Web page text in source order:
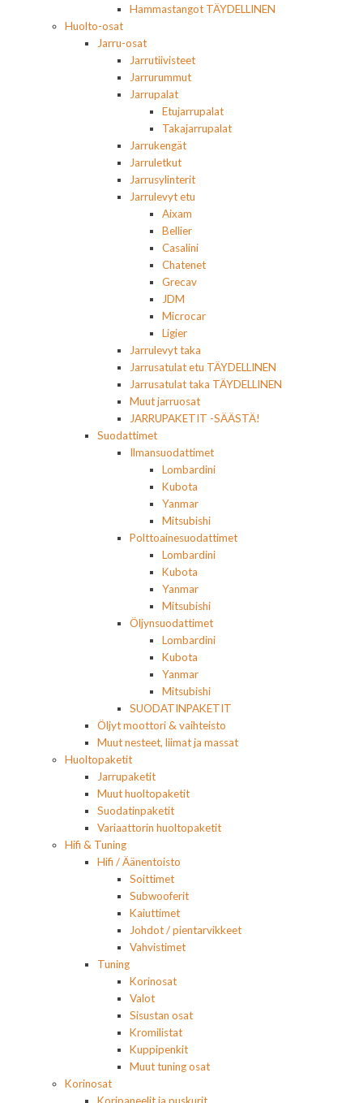
Hammastangot TÄYDELLINEN
Huolto-osat
Jarru-osat
Jarrutiivisteet
Jarrurummut
Jarrupalat
Etujarrupalat
Takajarrupalat
Jarrukengät
Jarruletkut
Jarrusylinterit
Jarrulevyt etu
Aixam
Bellier
Casalini
Chatenet
Grecav
JDM
Microcar
Ligier
Jarrulevyt taka
Jarrusatulat etu TÄYDELLINEN
Jarrusatulat taka TÄYDELLINEN
Muut jarruosat
JARRUPAKETIT -SÄÄSTÄ!
Suodattimet
Ilmansuodattimet
Lombardini
Kubota
Yanmar
Mitsubishi
Polttoainesuodattimet
Lombardini
Kubota
Yanmar
Mitsubishi
Öljynsuodattimet
Lombardini
Kubota
Yanmar
Mitsubishi
SUODATINPAKETIT
Öljyt moottori & vaihteisto
Muut nesteet, liimat ja massat
Huoltopaketit
Jarrupaketit
Muut huoltopaketit
Suodatinpaketit
Variaattorin huoltopaketit
Hifi & Tuning
Hifi / Äänentoisto
Soittimet
Subwooferit
Kaiuttimet
Johdot / pientarvikkeet
Vahvistimet
Tuning
Korinosat
Valot
Sisustan osat
Kromilistat
Kuppipenkit
Muut tuning osat
Korinosat